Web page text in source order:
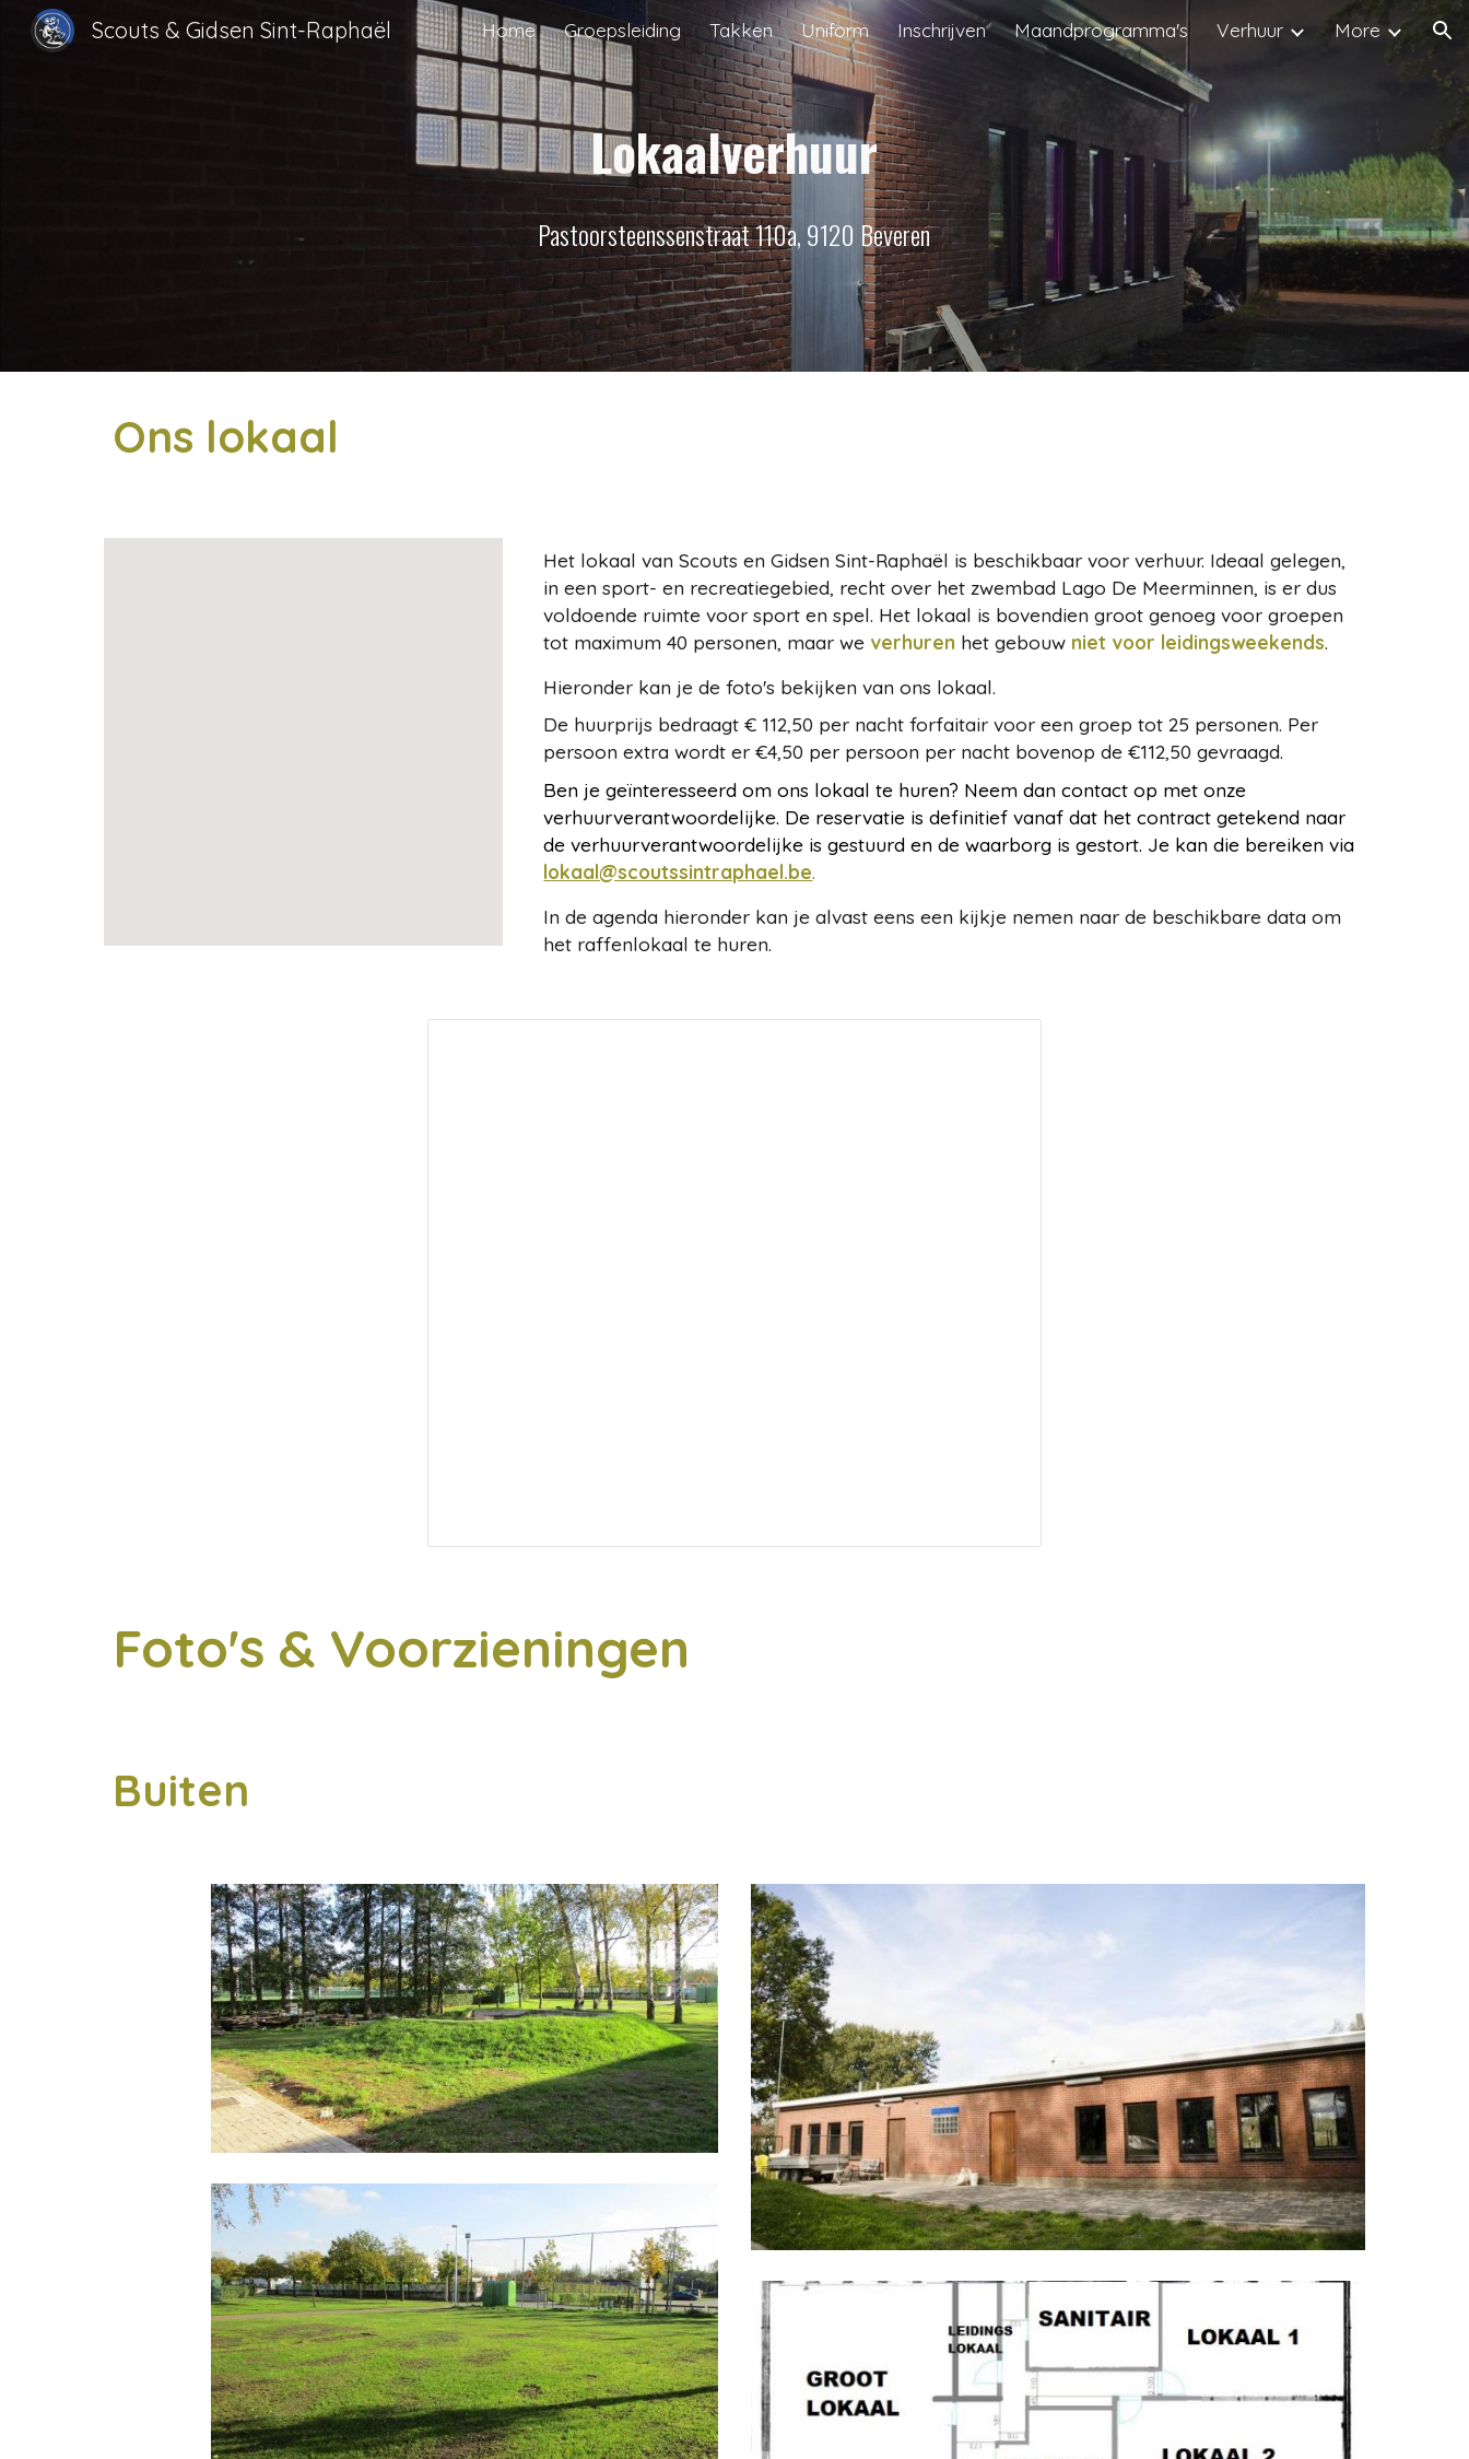
Skip to main content Skip to navigation
Scouts & Gidsen Sint-Raphaël Home Groepsleiding Takken Uniform Inschrijven Maandprogramma's Verhuur More
Lokaalverhuur
Pastoorsteenssenstraat 110a, 9120 Beveren
Ons lokaal
Het lokaal van Scouts en Gidsen Sint-Raphaël is beschikbaar voor verhuur. Ideaal gelegen,
in een sport- en recreatiegebied, recht over het zwembad Lago De Meerminnen, is er dus
voldoende ruimte voor sport en spel. Het lokaal is bovendien groot genoeg voor groepen
tot maximum 40 personen, maar we verhuren het gebouw niet voor leidingsweekends.
Hieronder kan je de foto's bekijken van ons lokaal.
De huurprijs bedraagt € 112,50 per nacht forfaitair voor een groep tot 25 personen. Per
persoon extra wordt er €4,50 per persoon per nacht bovenop de €112,50 gevraagd.
Ben je geïnteresseerd om ons lokaal te huren? Neem dan contact op met onze
verhuurverantwoordelijke. De reservatie is definitief vanaf dat het contract getekend naar
de verhuurverantwoordelijke is gestuurd en de waarborg is gestort. Je kan die bereiken via
lokaal@scoutssintraphael.be.
In de agenda hieronder kan je alvast eens een kijkje nemen naar de beschikbare data om
het raffenlokaal te huren.
Foto's & Voorzieningen
Buiten